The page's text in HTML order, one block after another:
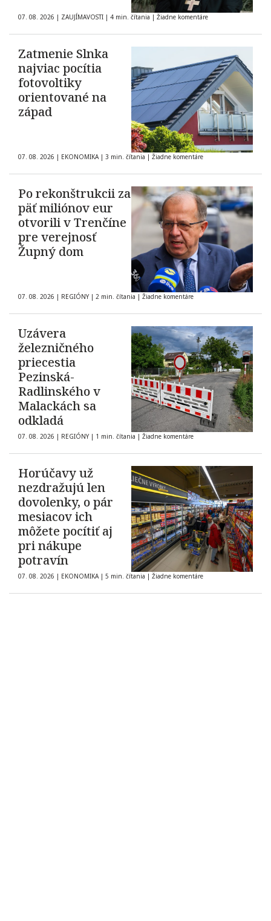
07. 08. 2026 | ZAUJÍMAVOSTI | 4 min. čítania | Žiadne komentáre
Zatmenie Slnka
najviac pocítia
fotovoltiky
orientované na
západ
07. 08. 2026 | EKONOMIKA | 3 min. čítania | Žiadne komentáre
Po rekonštrukcii za
päť miliónov eur
otvorili v Trenčíne
pre verejnosť
Župný dom
07. 08. 2026 | REGIÓNY | 2 min. čítania | Žiadne komentáre
Uzávera
železničného
priecestia
Pezinská-
Radlinského v
Malackách sa
odkladá
07. 08. 2026 | REGIÓNY | 1 min. čítania | Žiadne komentáre
Horúčavy už
nezdražujú len
dovolenky, o pár
mesiacov ich
môžete pocítiť aj
pri nákupe
potravín
07. 08. 2026 | EKONOMIKA | 5 min. čítania | Žiadne komentáre